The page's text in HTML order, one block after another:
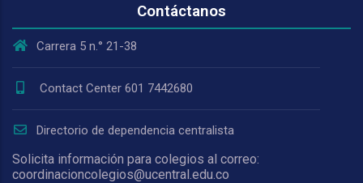
Contáctanos
Carrera 5 n.° 21-38
Contact Center 601 7442680
Directorio de dependencia centralista
Solicita información para colegios al correo:
coordinacioncolegios@ucentral.edu.co